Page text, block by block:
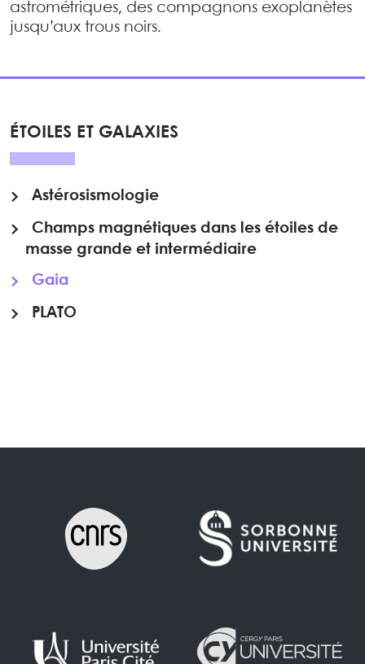
astrométriques, des compagnons exoplanètes
jusqu’aux trous noirs.
ÉTOILES ET GALAXIES
Astérosismologie
Champs magnétiques dans les étoiles de
masse grande et intermédiaire
Gaia
PLATO